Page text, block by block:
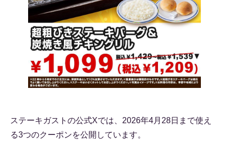
ステーキガストの公式Xでは、2026年4月28日まで使え
る3つのクーポンを公開しています。